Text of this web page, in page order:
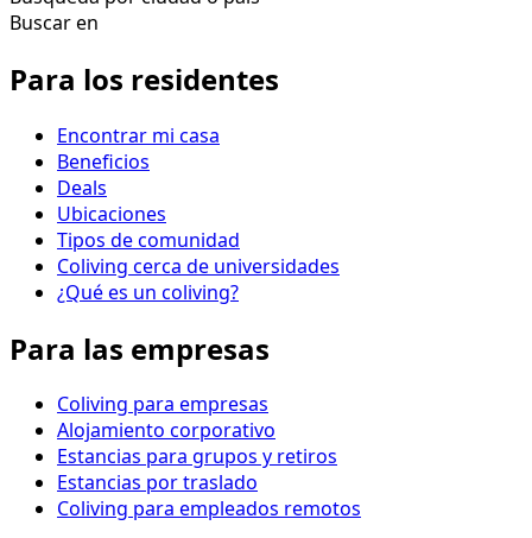
Buscar en
Para los residentes
Encontrar mi casa
Beneficios
Deals
Ubicaciones
Tipos de comunidad
Coliving cerca de universidades
¿Qué es un coliving?
Para las empresas
Coliving para empresas
Alojamiento corporativo
Estancias para grupos y retiros
Estancias por traslado
Coliving para empleados remotos